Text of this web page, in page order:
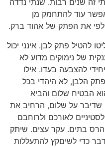
זה שנים רבות. שנתי נדדה
עוד להתחמק מן
את הפתק של אהוד ברק.
להטיל פתק לבן. אינני יכול
של נימוקים מדוע לא
להצבעה בעדו. אילו
הלבן, לא היהדי בכל
הבטיח שלום והביא
על שלום, הרחיב את
לאורכם ולרוחבם
בתים. עקר עצים. שיתק
כדי לשיםקץ להתעללות